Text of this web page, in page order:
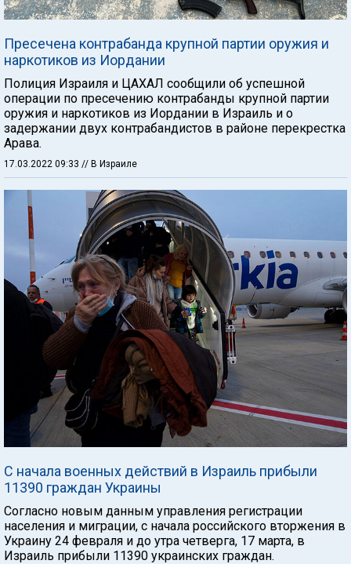
Пресечена контрабанда крупной партии оружия и
наркотиков из Иордании
Полиция Израиля и ЦАХАЛ сообщили об успешной
операции по пресечению контрабанды крупной партии
оружия и наркотиков из Иордании в Израиль и о
задержании двух контрабандистов в районе перекрестка
Арава.
17.03.2022 09:33 // В Израиле
С начала военных действий в Израиль прибыли
11390 граждан Украины
Согласно новым данным управления регистрации
населения и миграции, с начала российского вторжения в
Украину 24 февраля и до утра четверга, 17 марта, в
Израиль прибыли 11390 украинских граждан.